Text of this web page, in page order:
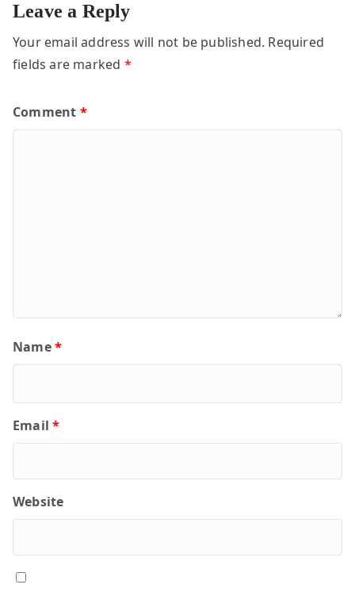
Leave a Reply
Your email address will not be published. Required
fields are marked *
Comment *
Name*
Email*
Website